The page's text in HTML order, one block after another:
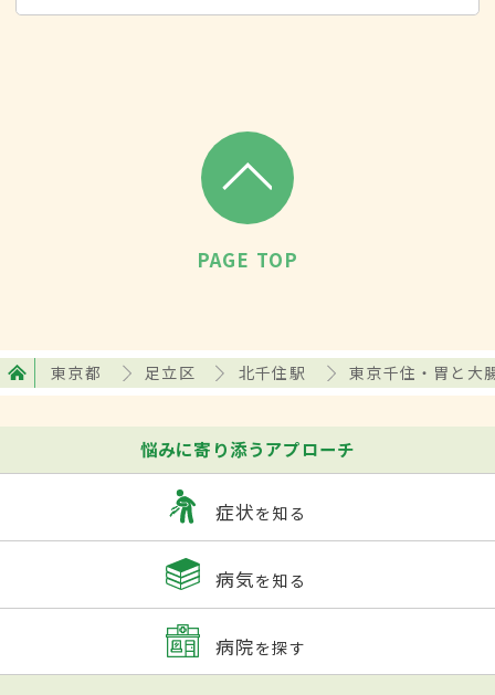
PAGE TOP
東京都 足立区 北千住駅 東京千住・胃と大
悩みに寄り添うアプローチ
症状を知る
病気を知る
病院を探す